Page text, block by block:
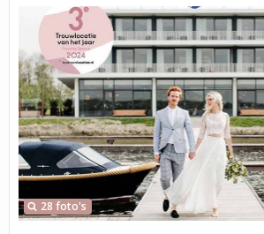
28 foto's